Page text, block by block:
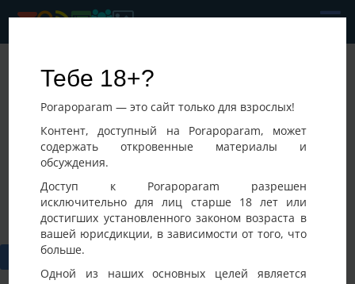
Тебе 18+?
Porapoparam — это сайт только для взрослых!
Контент, доступный на Porapoparam, может
содержать откровенные материалы и
обсуждения.
Доступ к Porapoparam разрешен
исключительно для лиц старше 18 лет или
достигших установленного законом возраста в
вашей юрисдикции, в зависимости от того, что
больше.
Одной из наших основных целей является
КрасиваПара
03-08-2026 15:37
,